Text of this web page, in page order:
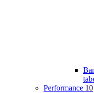
Performance 10